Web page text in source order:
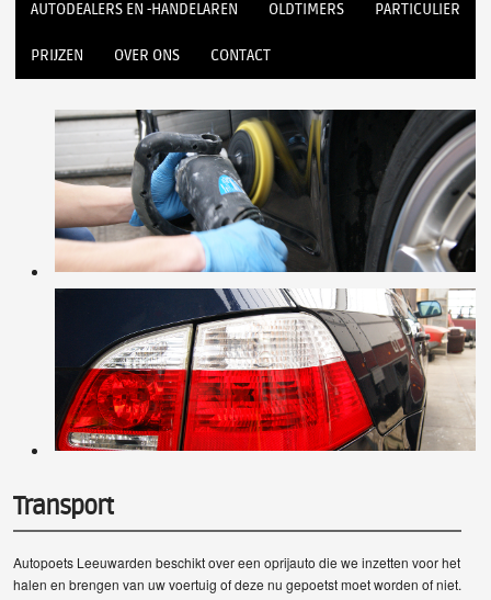
AUTODEALERS EN -HANDELAREN OLDTIMERS PARTICULIER
PRIJZEN OVER ONS CONTACT
Transport
Autopoets Leeuwarden beschikt over een oprijauto die we inzetten voor het
halen en brengen van uw voertuig of deze nu gepoetst moet worden of niet.